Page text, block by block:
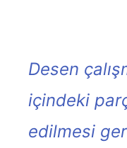
Desen
içindeki
edilmesi